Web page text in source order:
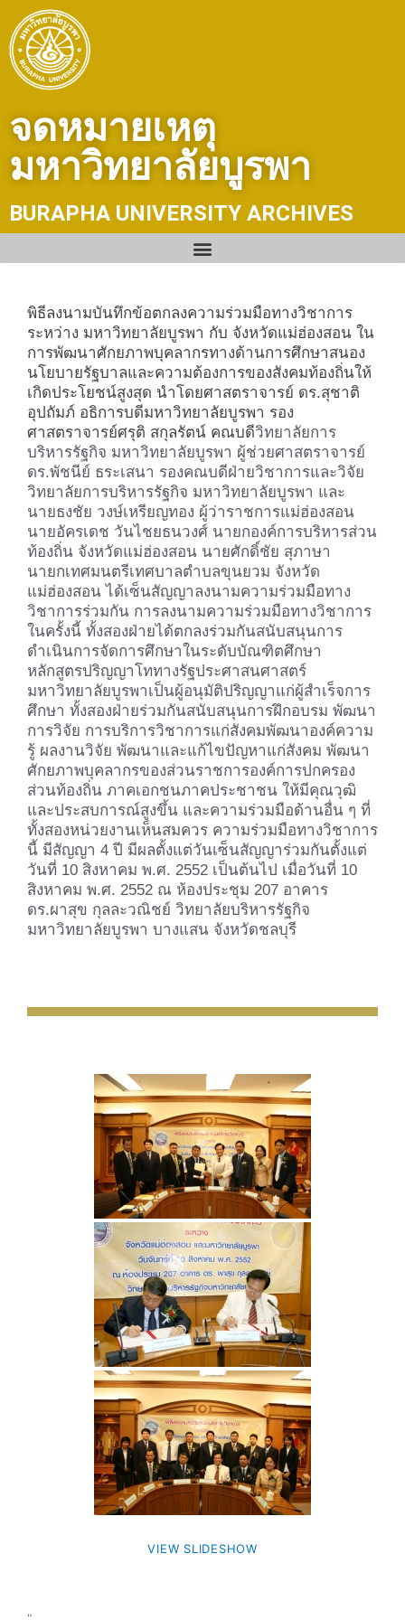
content
จดหมายเหตุ
มหาวิทยาลัยบูรพา
BURAPHA UNIVERSITY ARCHIVES
พิธีลงนามบันทึกข้อตกลงความร่วมมือทางวิชาการ
ระหว่าง มหาวิทยาลัยบูรพา กับ จังหวัดแม่ฮ่องสอน ใน
การพัฒนาศักยภาพบุคลากรทางด้านการศึกษาสนอง
นโยบายรัฐบาลและความต้องการของสังคมท้องถิ่นให้
เกิดประโยชน์สูงสุด นำโดยศาสตราจารย์ ดร.สุชาติ
อุปถัมภ์ อธิการบดีมหาวิทยาลัยบูรพา รอง
ศาสตราจารย์ศรุติ สกุลรัตน์ คณบดีวิทยาลัยการ
บริหารรัฐกิจ มหาวิทยาลัยบูรพา ผู้ช่วยศาสตราจารย์
ดร.พัชนีย์ ธระเสนา รองคณบดีฝ่ายวิชาการและวิจัย
วิทยาลัยการบริหารรัฐกิจ มหาวิทยาลัยบูรพา และ
นายธงชัย วงษ์เหรียญทอง ผู้ว่าราชการแม่ฮ่องสอน
นายอัครเดช วันไชยธนวงศ์ นายกองค์การบริหารส่วน
ท้องถิ่น จังหวัดแม่ฮ่องสอน นายศักดิ์ชัย สุภาษา
นายกเทศมนตรีเทศบาลตำบลขุนยวม จังหวัด
แม่ฮ่องสอน ได้เซ็นสัญญาลงนามความร่วมมือทาง
วิชาการร่วมกัน การลงนามความร่วมมือทางวิชาการ
ในครั้งนี้ ทั้งสองฝ่ายได้ตกลงร่วมกันสนับสนุนการ
ดำเนินการจัดการศึกษาในระดับบัณฑิตศึกษา
หลักสูตรปริญญาโททางรัฐประศาสนศาสตร์
มหาวิทยาลัยบูรพาเป็นผู้อนุมัติปริญญาแก่ผู้สำเร็จการ
ศึกษา ทั้งสองฝ่ายร่วมกันสนับสนุนการฝึกอบรม พัฒนา
การวิจัย การบริการวิชาการแก่สังคมพัฒนาองค์ความ
รู้ ผลงานวิจัย พัฒนาและแก้ไขปัญหาแก่สังคม พัฒนา
ศักยภาพบุคลากรของส่วนราชการองค์การปกครอง
ส่วนท้องถิ่น ภาคเอกชนภาคประชาชน ให้มีคุณวุฒิ
และประสบการณ์สูงขึ้น และความร่วมมือด้านอื่น ๆ ที่
ทั้งสองหน่วยงานเห็นสมควร ความร่วมมือทางวิชาการ
นี้ มีสัญญา 4 ปี มีผลตั้งแต่วันเซ็นสัญญาร่วมกันตั้งแต่
วันที่ 10 สิงหาคม พ.ศ. 2552 เป็นต้นไป เมื่อวันที่ 10
สิงหาคม พ.ศ. 2552 ณ ห้องประชุม 207 อาคาร
ดร.ผาสุข กุลละวณิชย์ วิทยาลัยบริหารรัฐกิจ
มหาวิทยาลัยบูรพา บางแสน จังหวัดชลบุรี
VIEW SLIDESHOW